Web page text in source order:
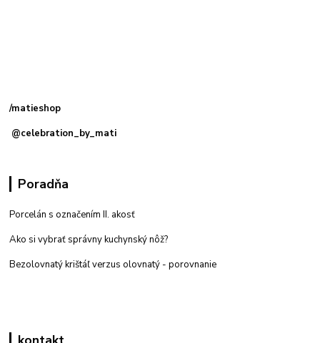
/matieshop
@celebration_by_mati
Poradňa
Porcelán s označením II. akosť
Ako si vybrať správny kuchynský nôž?
Bezolovnatý krištáľ verzus olovnatý - porovnanie